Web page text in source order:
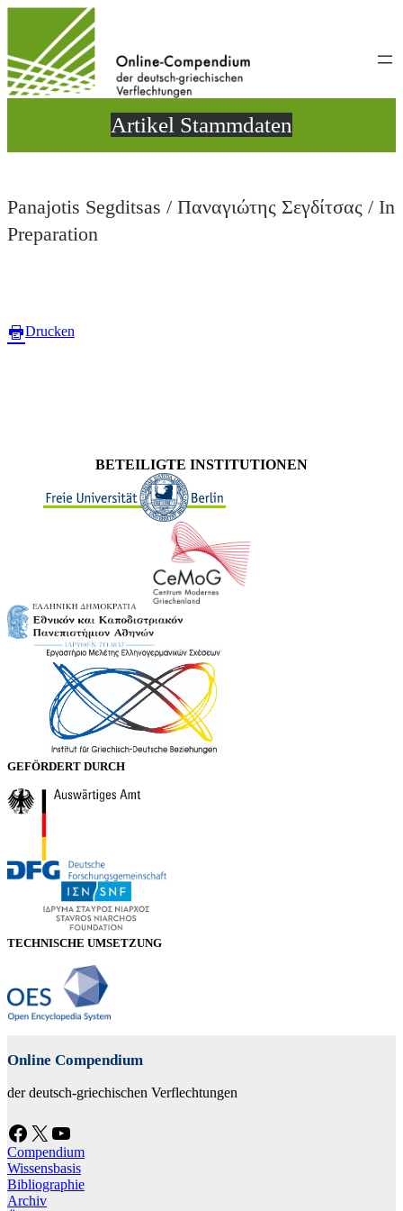
wechseln
Artikel Stammdaten
Panajotis Segditsas / Παναγιώτης Σεγδίτσας / In
Preparation
Drucken
BETEILIGTE INSTITUTIONEN
GEFÖRDERT DURCH
TECHNISCHE UMSETZUNG
Online Compendium
der deutsch-griechischen Verflechtungen
Facebook X YouTube
Compendium
Wissensbasis
Bibliographie
Archiv